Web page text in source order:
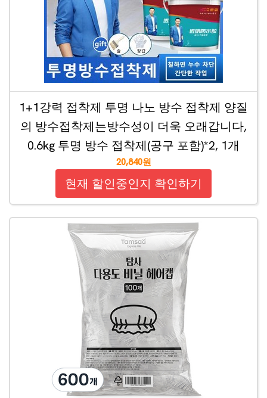
1+1강력 접착제 투명 나노 방수 접착제 양질
의 방수접착제는방수성이 더욱 오래갑니다,
0.6kg 투명 방수 접착제(공구 포함)*2, 1개
20,840원
현재 할인중인지 확인하기